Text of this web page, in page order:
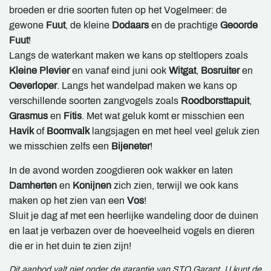
broeden er drie soorten futen op het Vogelmeer: de
gewone Fuut, de kleine Dodaars en de prachtige Geoorde
Fuut!
Langs de waterkant maken we kans op steltlopers zoals
Kleine Plevieren vanaf eind juni ook Witgat, Bosruiteren
Oeverloper. Langs het wandelpad maken we kans op
verschillende soorten zangvogels zoals Roodborsttapuit,
Grasmus en Fitis. Met wat geluk komt er misschien een
Havikof Boomvalklangsjagen en met heel veel geluk zien
we misschien zelfs een Bijeneter!
In de avond worden zoogdieren ook wakker en laten
Damherten en Konijnen zich zien, terwijl we ook kans
maken op het zien van een Vos!
Sluit je dag af met een heerlijke wandeling door de duinen
en laat je verbazen over de hoeveelheid vogels en dieren
die er in het duin te zien zijn!